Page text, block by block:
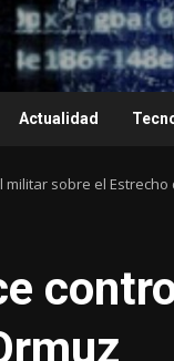
Actualidad
sobre el Estrecho